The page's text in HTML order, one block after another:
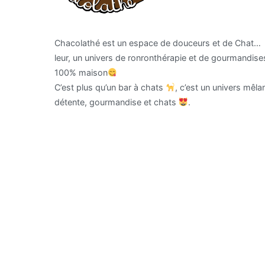
Chacolathé est un espace de douceurs et de Chat…
leur, un univers de ronronthérapie et de
100% maison
C’est plus qu’un bar à chats
, c’est un univers
détente, gourmandise et chats
.